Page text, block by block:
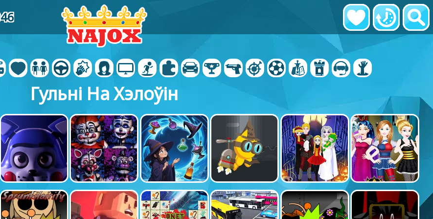
Гульні На Хэлоўін